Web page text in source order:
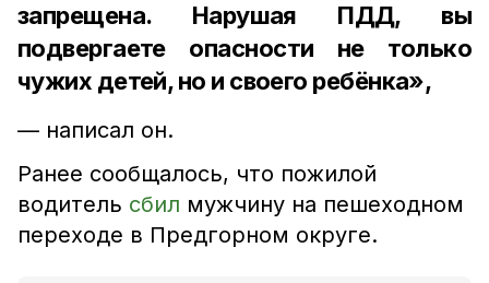
запрещена. Нарушая ПДД, вы
подвергаете опасности не только
чужих детей, но и своего ребёнка»,
— написал он.
Ранее сообщалось, что пожилой
водитель сбил мужчину на пешеходном
переходе в Предгорном округе.